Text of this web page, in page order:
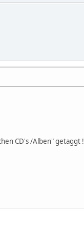
CD's /Alben" getaggt !